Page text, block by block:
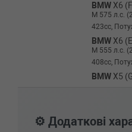
BMW X6
M 575 л.с.
423cc,
BMW X6
M 555 л.с.
408cc,
BMW X5
M 575 л.с.
⚙️ Додаткові